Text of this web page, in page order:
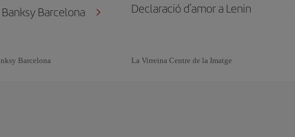
Barcelona
Barcelona
Declaració d’amor a Lenin
La Virreina Centre de la Imatge